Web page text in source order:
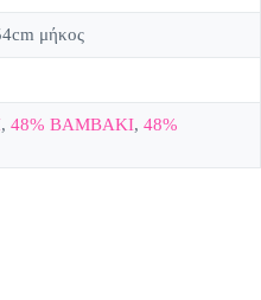
μήκος
, 48% ΒΑΜΒΑΚΙ, 48%